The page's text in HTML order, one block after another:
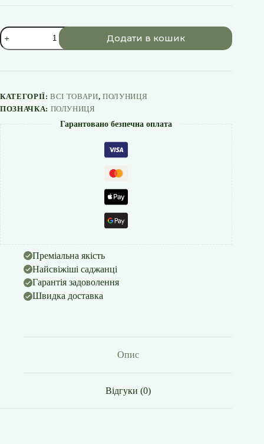
Полуниця
"Азія"
(Середньораній
кількість
Додати в кошик
КАТЕГОРІЇ:ВСІ ТОВАРИ, ПОЛУНИЦЯ
ПОЗНАЧКА: ПОЛУНИЦЯ
Гарантовано безпечна оплата
Преміальна якість
Найсвіжіші саджанці
Гарантія задоволення
Швидка доставка
Опис
Відгуки (0)